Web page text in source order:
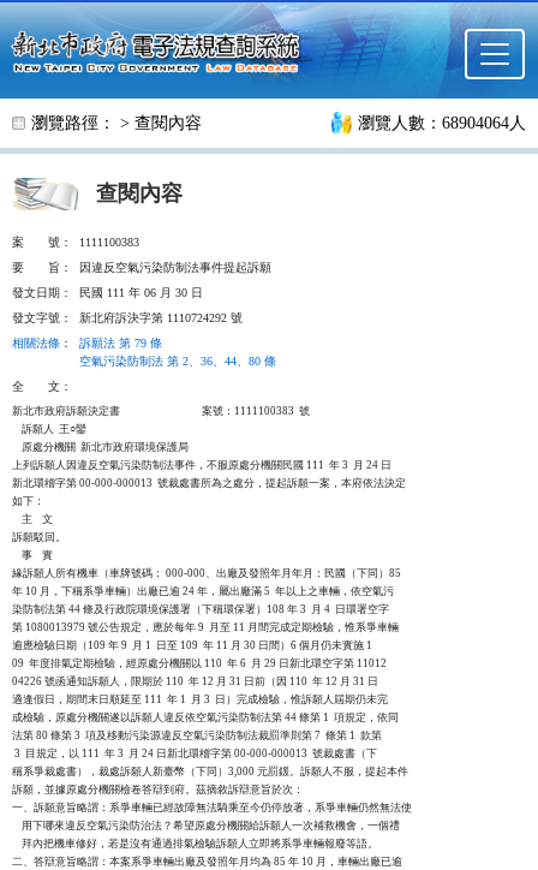
跳至主要內容
瀏覽路徑： > 查閱內容 瀏覽人數：68904064人
查閱內容
案 號：
1111100383
要
旨：
因違反空氣污染防制法事件提起訴願
發文日期：
民國 111 年 06 月 30 日
發文字號：
新北府訴決字第 1110724292 號
相關法條 ：
訴願法 第 79 條
空氣污染防制法 第 2、36、44、80 條
全
文：
新北市政府訴願決定書                                  案號：1111100383  號
    訴願人  王○鑾
    原處分機關  新北市政府環境保護局
上列訴願人因違反空氣污染防制法事件，不服原處分機關民國 111  年 3  月 24 日
新北環稽字第 00-000-000013  號裁處書所為之處分，提起訴願一案，本府依法決定
如下：
    主    文
訴願駁回。
    事    實
緣訴願人所有機車（車牌號碼： 000-000、出廠及發照年月年月：民國（下同）85
年 10 月，下稱系爭車輛）出廠已逾 24 年，屬出廠滿 5  年以上之車輛，依空氣污
染防制法第 44 條及行政院環境保護署（下稱環保署）108 年 3  月 4  日環署空字
第 1080013979 號公告規定，應於每年 9  月至 11 月間完成定期檢驗，惟系爭車輛
逾應檢驗日期（109 年 9  月 1  日至 109  年 11 月 30 日間）6 個月仍未實施 1
09  年度排氣定期檢驗，經原處分機關以 110  年 6  月 29 日新北環空字第 11012
04226 號函通知訴願人，限期於 110  年 12 月 31 日前（因 110  年 12 月 31 日
適逢假日，期間末日順延至 111  年 1  月 3  日）完成檢驗，惟訴願人屆期仍未完
成檢驗，原處分機關遂以訴願人違反依空氣污染防制法第 44 條第 1  項規定，依同
法第 80 條第 3  項及移動污染源違反空氣污染防制法裁罰準則第 7  條第 1  款第
3  目規定，以 111  年 3  月 24 日新北環稽字第 00-000-000013  號裁處書（下
稱系爭裁處書），裁處訴願人新臺幣（下同）3,000 元罰鍰。訴願人不服，提起本件
訴願，並據原處分機關檢卷答辯到府。茲摘敘訴辯意旨於次：
一、訴願意旨略謂：系爭車輛已經故障無法騎乘至今仍停放著，系爭車輛仍然無法使
    用下哪來違反空氣污染防治法？希望原處分機關給訴願人一次補救機會，一個禮
    拜內把機車修好，若是沒有通過排氣檢驗訴願人立即將系爭車輛報廢等語。
二、答辯意旨略謂：本案系爭車輛出廠及發照年月均為 85 年 10 月，車輛出廠已逾